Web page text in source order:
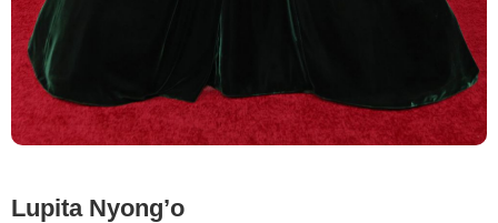
Lupita Nyong’o